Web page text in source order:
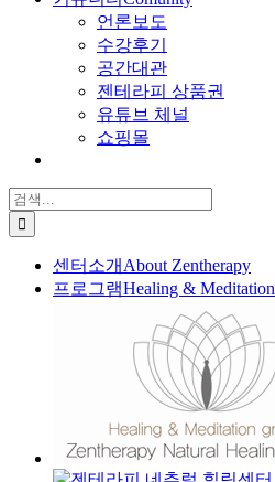
언론보도
수강후기
공간대관
젠테라피 상품권
유튜브 체널
쇼핑몰
검
색:
센터소개 About Zentherapy
프로그램Healing & Meditation